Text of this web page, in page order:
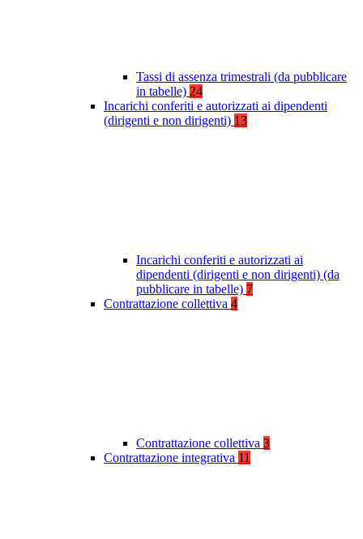
Tassi di assenza trimestrali (da pubblicare
in tabelle) 24
Incarichi conferiti e autorizzati ai dipendenti
(dirigenti e non dirigenti) 13
Incarichi conferiti e autorizzati ai
dipendenti (dirigenti e non dirigenti) (da
pubblicare in tabelle) 7
Contrattazione collettiva 4
Contrattazione collettiva 3
Contrattazione integrativa 11